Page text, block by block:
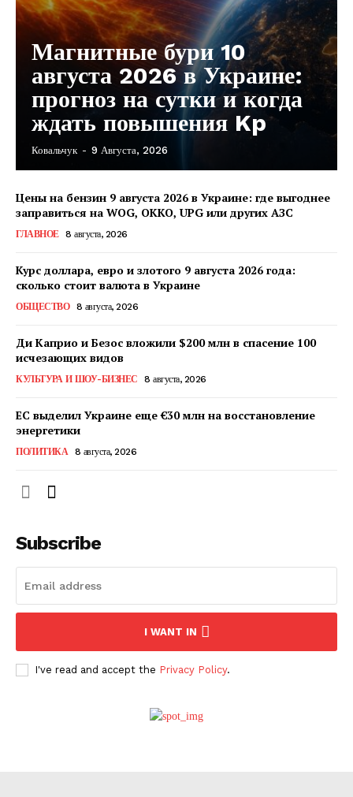
КавПолит
Магнитные бури 10
августа 2026 в Украине:
прогноз на сутки и когда
ждать повышения Kp
Ковальчук - 9 Августа, 2026
Цены на бензин 9 августа 2026 в Украине: где выгоднее
заправиться на WOG, OKKO, UPG или других АЗС
ГЛАВНОЕ 8 августа, 2026
Курс доллара, евро и злотого 9 августа 2026 года:
сколько стоит валюта в Украине
ОБЩЕСТВО 8 августа, 2026
Ди Каприо и Безос вложили $200 млн в спасение 100
исчезающих видов
КУЛЬТУРА И ШОУ-БИЗНЕС 8 августа, 2026
ЕС выделил Украине еще €30 млн на восстановление
энергетики
ПОЛИТИКА 8 августа, 2026
Subscribe
I WANT IN
I've read and accept the Privacy Policy.